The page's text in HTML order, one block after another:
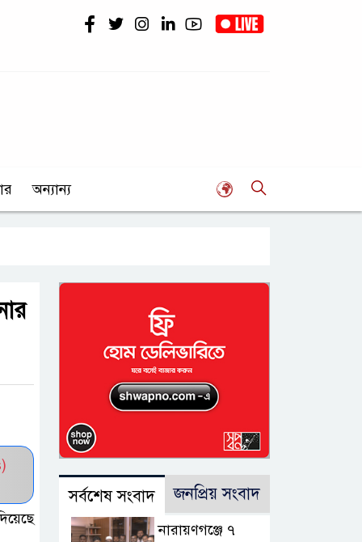
অন্যান্য
সর্বশেষ সংবাদ জনপ্রিয় সংবাদ
নারায়ণগঞ্জে ৭